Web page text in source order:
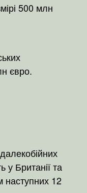
500 млн
євро.
у Британії та
наступних 12